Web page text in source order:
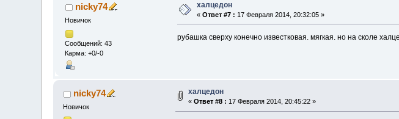
nicky74
Новичок
Сообщений: 43
Карма: +0/-0
халцедон
«Ответ #7 : 17 Февраля 2014, 20:32:05 »
рубашка сверху конечно известковая. мягкая. но на сколе
nicky74
Новичок
халцедон
«Ответ #8 : 17 Февраля 2014, 20:45:22 »